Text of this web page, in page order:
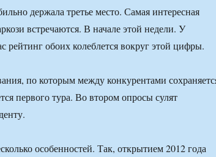
держала третье место. Самая интересная
встречаются. В начале этой недели. У
рейтинг обоих колеблется вокруг этой цифры.
по которым между конкурентами
первого тура. Во втором опросы сулят
особенностей. Так, открытием 2012 года